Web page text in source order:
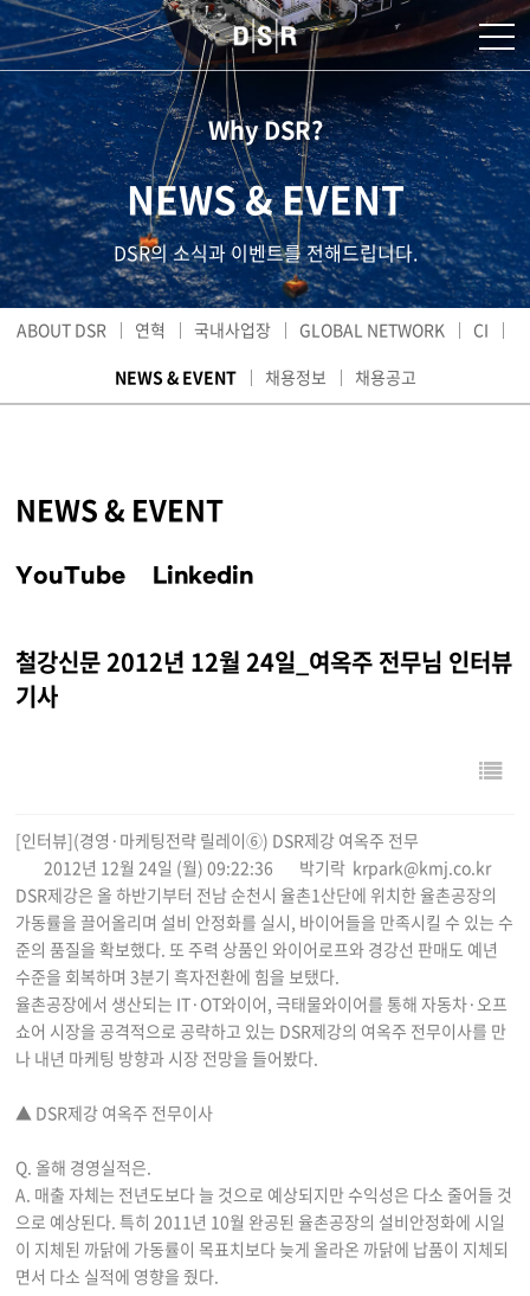
Why DSR?
NEWS & EVENT
DSR의 소식과 이벤트를 전해드립니다.
ABOUT DSR 연혁 국내사업장 GLOBAL NETWORK
CI
NEWS & EVENT
채용정보 채용공고
NEWS & EVENT
YouTube Linkedin
철강신문 2012년 12월 24일_여옥주 전무님 인터뷰
기사
[인터뷰](경영·마케팅전략 릴레이⑥) DSR제강 여옥주 전무
2012년 12월 24일 (월) 09:22:36
박기락 krpark@kmj.co.kr
DSR제강은 올 하반기부터 전남 순천시 율촌1산단에 위치한 율촌공장의
가동률을 끌어올리며 설비 안정화를 실시, 바이어들을 만족시킬 수 있는 수
준의 품질을 확보했다. 또 주력 상품인 와이어로프와 경강선 판매도 예년
수준을 회복하며 3분기 흑자전환에 힘을 보탰다.
율촌공장에서 생산되는 IT·OT와이어, 극태물와이어를 통해 자동차·오프
쇼어 시장을 공격적으로 공략하고 있는 DSR제강의 여옥주 전무이사를 만
나 내년 마케팅 방향과 시장 전망을 들어봤다.
▲ DSR제강 여옥주 전무이사
Q. 올해 경영실적은.
A. 매출 자체는 전년도보다 늘 것으로 예상되지만 수익성은 다소 줄어들 것
으로 예상된다. 특히 2011년 10월 완공된 율촌공장의 설비안정화에 시일
이 지체된 까닭에 가동률이 목표치보다 늦게 올라온 까닭에 납품이 지체되
면서 다소 실적에 영향을 줬다.